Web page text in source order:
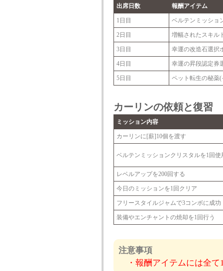
出席日数 報酬アイテム
1日目 ベルテンミッショ
2日目 増幅されたスキル
3日目 幸運の改造石選択
4日目 幸運の昇段認定券
5日目 ペット転生の秘薬(
カーリンの依頼と復習
ミッション内容
カーリンに[薪]10個を渡す
ベルテンミッションクリスタルを1回使
レベルアップを200回する
今日のミッションを1回クリア
フリースタイルジャムで3コンボに成功
装備やエンチャントの焼却を1回行う
注意事項
・報酬アイテムには全